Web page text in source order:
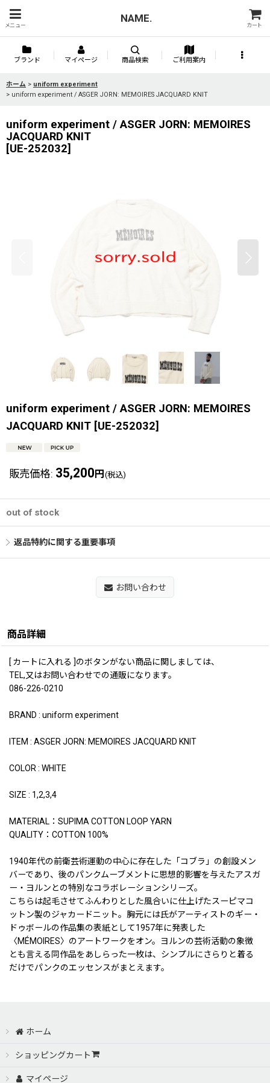
メニュー
NAME.
カート
ブランド マイページ 商品検索 ご利用案内
ホーム > uniform experiment
> uniform experiment / ASGER JORN: MEMOIRES JACQUARD KNIT
uniform experiment / ASGER JORN: MEMOIRES
JACQUARD KNIT
[UE-252032]
uniform experiment / ASGER JORN: MEMOIRES
JACQUARD KNIT [UE-252032]
販売価格: 35,200 円 (税込)
out of stock
返品特約に関する重要事項
お問い合わせ
商品詳細
[ カートに入れる ]のボタンがない商品に関しましては、
TEL,又はお問い合わせでの通販になります。
086-226-0210
BRAND : uniform experiment
ITEM : ASGER JORN: MEMOIRES JACQUARD KNIT
COLOR : WHITE
SIZE : 1,2,3,4
MATERIAL：SUPIMA COTTON LOOP YARN
QUALITY：COTTON 100%
1940年代の前衛芸術運動の中心に存在した「コブラ」の創設メン
バーであり、後のパンクムーブメントに思想的影響を与えたアスガ
ー・ヨルンとの特別なコラボレーションシリーズ。
こちらは起毛させてふんわりとした風合いに仕上げたスーピマコ
ットン製のジャカードニット。胸元には氏がアーティストのギー・
ドゥボールの作品集の表紙として1957年に発表した
〈MÉMOIRES〉のアートワークをオン。ヨルンの芸術活動の象徴
とも言える同作品をあしらった一枚は、シンプルにさらりと着る
だけでパンクのエッセンスがまとえます。
ホーム
ショッピングカート
マイページ